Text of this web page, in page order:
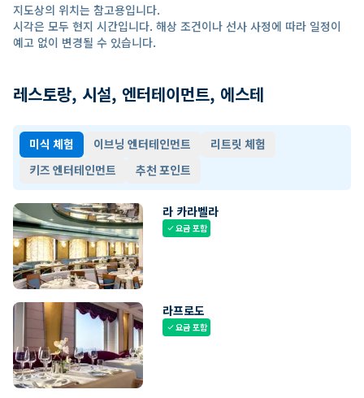
지도상의 위치는 참고용입니다.
시각은 모두 현지 시간입니다. 해상 조건이나 선사 사정에 따라 일정이
예고 없이 변경될 수 있습니다.
레스토랑, 시설, 엔터테이먼트, 에스테
미식 체험 이브닝 엔터테인먼트
리트릿 체험
키즈 엔터테인먼트
추천 포인트
라 카라벨라
check요금 포함
라프로도
check요금 포함